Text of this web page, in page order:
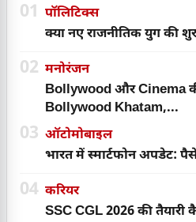
01 पॉलिटिक्स
क्या नए राजनीतिक युग की
02 मनोरंजन
Bollywood और Cinema
Bollywood Khatam,...
03 ऑटोमोबाइल
भारत में स्मार्टफोन अपडेट:
04 करियर
SSC CGL 2026 की